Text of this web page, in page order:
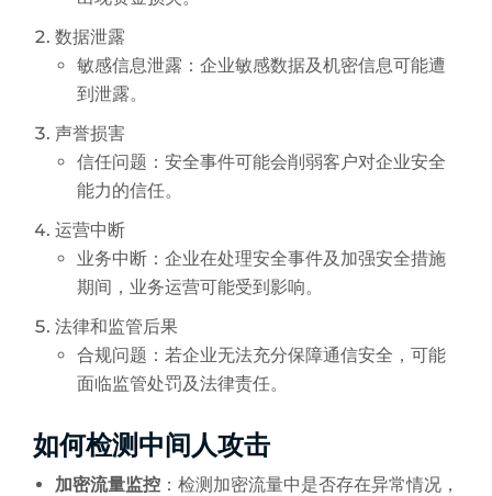
数据泄露
敏感信息泄露：企业敏感数据及机密信息可能遭
到泄露。
声誉损害
信任问题：安全事件可能会削弱客户对企业安全
能力的信任。
运营中断
业务中断：企业在处理安全事件及加强安全措施
期间，业务运营可能受到影响。
法律和监管后果
合规问题：若企业无法充分保障通信安全，可能
面临监管处罚及法律责任。
如何检测中间人攻击
加密流量监控 ：检测加密流量中是否存在异常情况，